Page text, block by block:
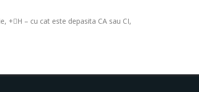
+H – cu cat este depasita CA sau CI,